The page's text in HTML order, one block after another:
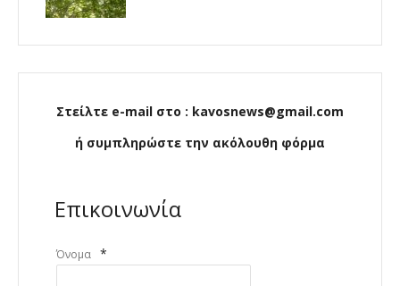
Στείλτε e-mail στο : kavosnews@gmail.com
ή συμπληρώστε την ακόλουθη φόρμα
Επικοινωνία
Όνομα *